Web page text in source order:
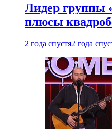
Лидер группы
плюсы
2 года спустя2 года